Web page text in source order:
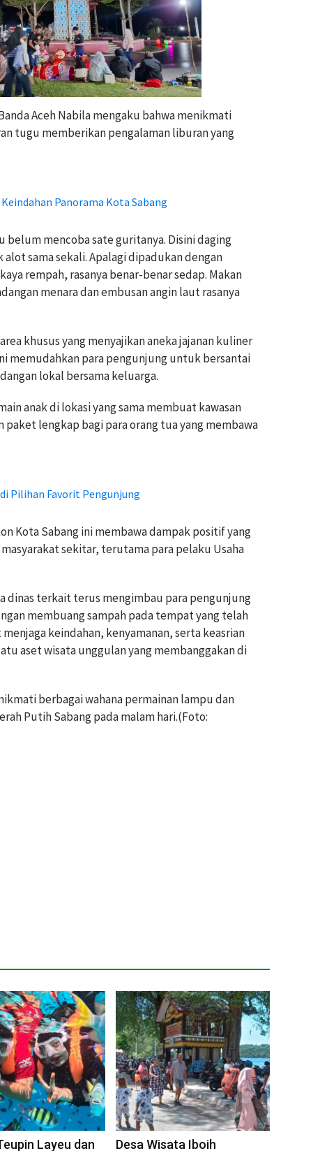
Aceh Nabila mengaku bahwa menikmati
tugu memberikan pengalaman liburan yang
Panorama Kota Sabang
belum mencoba sate guritanya. Disini daging
sama sekali. Apalagi dipadukan dengan
rempah, rasanya benar-benar sedap. Makan
menara dan embusan angin laut rasanya
khusus yang menyajikan aneka jajanan kuliner
memudahkan para pengunjung untuk bersantai
lokal bersama keluarga.
anak di lokasi yang sama membuat kawasan
lengkap bagi para orang tua yang membawa
Pilihan Favorit Pengunjung
Kota Sabang ini membawa dampak positif yang
sekitar, terutama para pelaku Usaha
dinas terkait terus mengimbau para pengunjung
membuang sampah pada tempat yang telah
keindahan, kenyamanan, serta keasrian
aset wisata unggulan yang membanggakan di
berbagai wahana permainan lampu dan
Putih Sabang pada malam hari.(Foto:
Layeu dan Desa Wisata Iboih